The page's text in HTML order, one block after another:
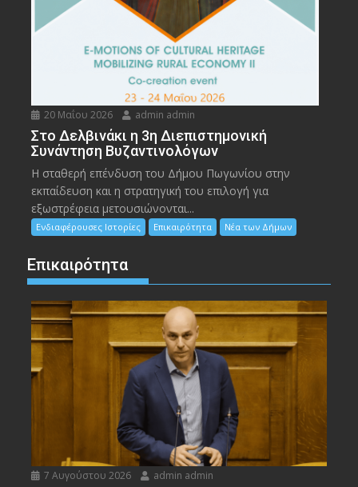
20 Μαΐου 2026 admin admin
Στο Δελβινάκι η 3η Διεπιστημονική
Συνάντηση Βυζαντινολόγων
Η σταθερή επένδυση του Δήμου Πωγωνίου στην
εκπαίδευση και η στρατηγική του επιλογή για
εξωστρέφεια μετουσιώνονται...
Ενδιαφέρουσες Ιστορίες Επικαιρότητα Νέα των Δήμων
Επικαιρότητα
7 Αυγούστου 2026 admin admin